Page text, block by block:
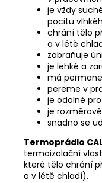
je vždy
pocitu
chrání tělo
a v létě
zabraňuje
je lehké a
má
pereme v
je odolné
je
snadno se
Termoprádlo
termoizolační
které tělo chrání
a v létě chladí).